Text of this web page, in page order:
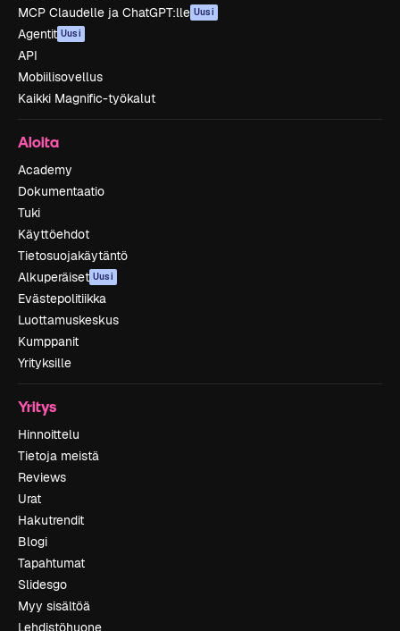
MCP Claudelle ja ChatGPT:lle Uusi
Agentit Uusi
API
Mobiilisovellus
Kaikki Magnific-työkalut
Aloita
Academy
Dokumentaatio
Tuki
Käyttöehdot
Tietosuojakäytäntö
Alkuperäiset Uusi
Evästepolitiikka
Luottamuskeskus
Kumppanit
Yrityksille
Yritys
Hinnoittelu
Tietoja meistä
Reviews
Urat
Hakutrendit
Blogi
Tapahtumat
Slidesgo
Myy sisältöä
Lehdistöhuone